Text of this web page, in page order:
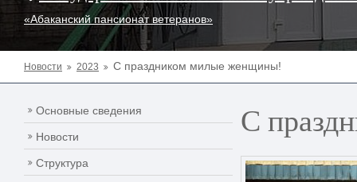
«Абаканский пансионат ветеранов»
Новости 2023 С праздником милые женщины!
Основные сведения
Новости
Структура
С